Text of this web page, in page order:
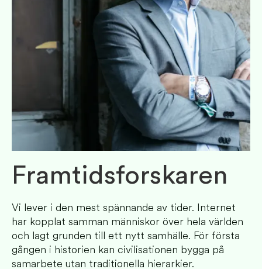
Framtidsforskaren
Vi lever i den mest spännande av tider. Internet
har kopplat samman människor över hela världen
och lagt grunden till ett nytt samhälle. För första
gången i historien kan civilisationen bygga på
samarbete utan traditionella hierarkier.